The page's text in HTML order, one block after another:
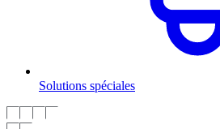
Solutions spéciales